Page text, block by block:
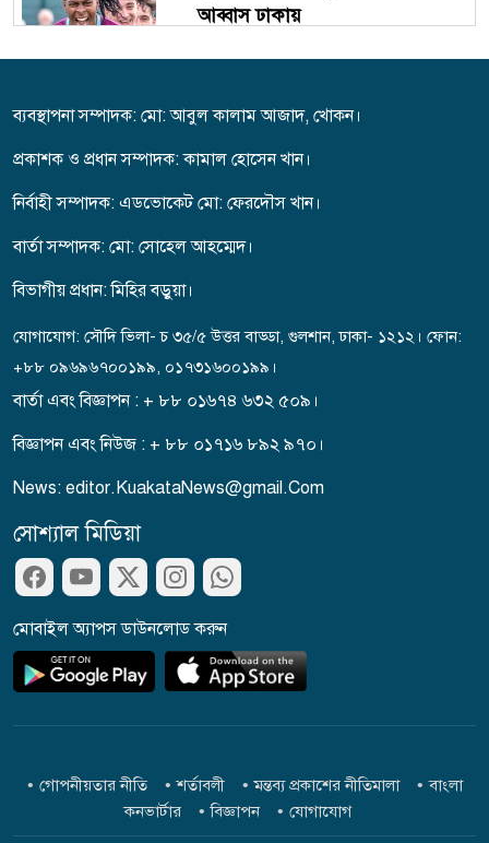
আব্বাস ঢাকায়
ব্যান্ডের হুইস্কি মদ উদ্বার
গরুবাহী ভুটভুটি-বাসের মুখোমুখি
সংঘর্ষে নিহত ৩, আহত ৪
নারী ফুটবলে নতুন ইতিহাস ঋতুপর্ণা
কে ছাড়াই এএফসি মিশনে রাজশাহী
সমাবেশের উদ্বোধন করলেন
প্রধানমন্ত্রী
১৩ দিন পর ফের সরকারি গাছ কেটে
নেয়ার অভিযোগ
জুলাই স্মৃতি জাদুঘর পরিদর্শন
করলেন এনসিপি নেতারা
সাঁকো উদ্বোধন করলেন বিএনপি
নেতা
ব্যবস্থাপনা সম্পাদক: মো: আবুল কালাম আজাদ, খোকন।
প্রকাশক ও প্রধান সম্পাদক: কামাল হোসেন খান।
নির্বাহী সম্পাদক: এডভোকেট মো: ফেরদৌস খান।
বার্তা সম্পাদক: মো: সো‌হেল আহম্মেদ।
বিভাগীয় প্রধান: মিহির বড়ুয়া।
যোগাযোগ: সৌদি ভিলা- চ ৩৫/৫ উত্তর বাড্ডা, গুলশান, ঢাকা- ১২১২। ফোন:
+৮৮ ০৯৬৯৬৭০০১৯৯, ০১৭৩১৬০০১৯৯।
বার্তা এবং বিজ্ঞাপন : + ৮৮ ০১৬৭৪ ৬৩২ ৫০৯।
বিজ্ঞাপন এবং নিউজ : + ৮৮ ০১৭১৬ ৮৯২ ৯৭০।
News: editor.KuakataNews@gmail.Com
সোশ্যাল মিডিয়া
মোবাইল অ্যাপস ডাউনলোড করুন
গোপনীয়তার নীতি শর্তাবলী মন্তব্য প্রকাশের নীতিমালা
বাংলা
কনভার্টার
বিজ্ঞাপন যোগাযোগ